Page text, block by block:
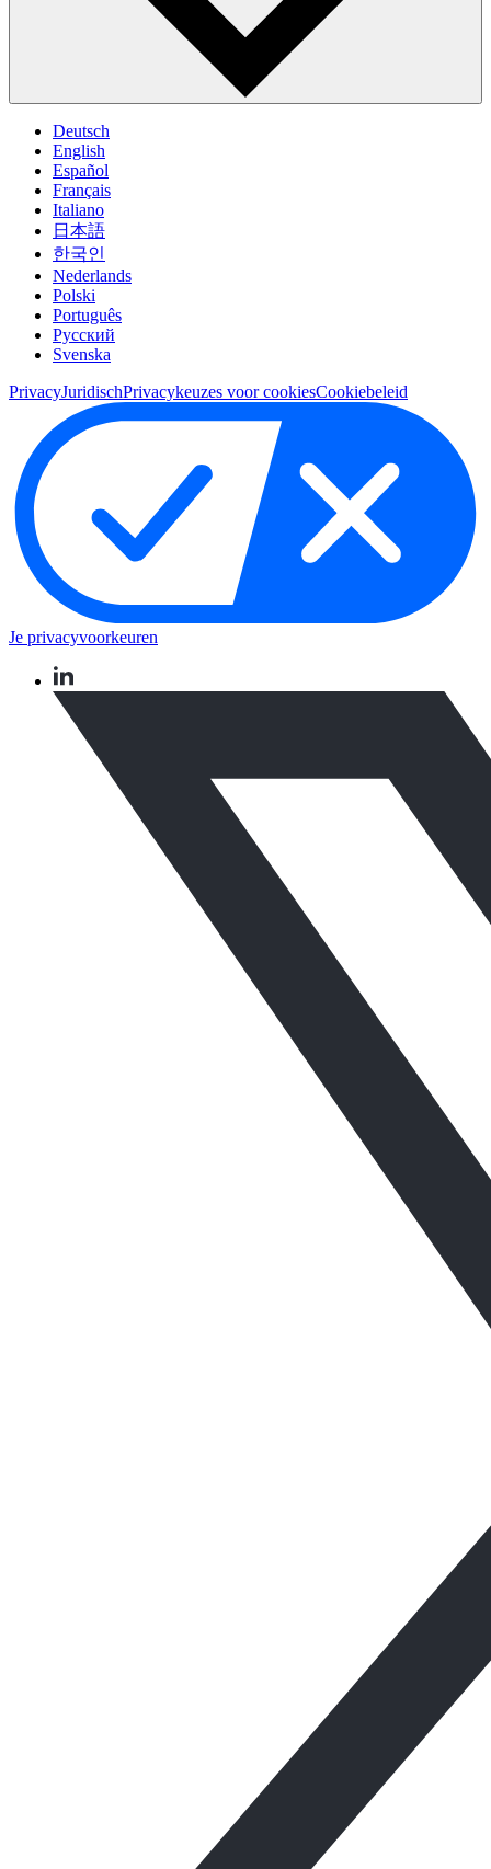
Deutsch
English
Español
Français
Italiano
日本語
한국인
Nederlands
Polski
Português
Pусский
Svenska
PrivacyJuridischPrivacykeuzes voor cookiesCookiebeleid
Je privacyvoorkeuren